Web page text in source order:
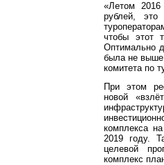
«Летом 2016
рублей, это
чтобы этот
Оптимально
была не выше
комитета по
При этом
новой
комплекса
2019 году.
целевой
комплекс